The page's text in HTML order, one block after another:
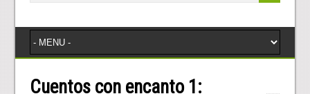
Cuentos con encanto 1: